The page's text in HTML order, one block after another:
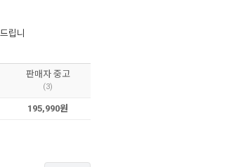
립니
판매자 중고
(3)
195,990원